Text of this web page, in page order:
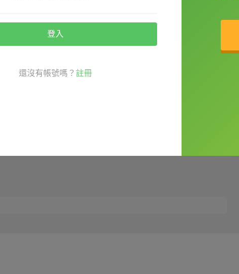
腹痛不會怎樣，別擔心。
headache. 止痛藥某種程度上讓我的頭抽痛好
登入
還沒有帳號嗎？ 註冊